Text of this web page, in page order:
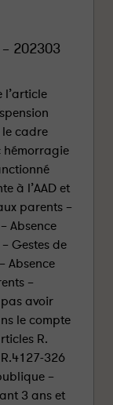
202303
l’article
cadre
hémorragie
à l’AAD et
parents –
Absence
Gestes de
Absence
–
avoir
le compte
R.
326
–
3 ans et